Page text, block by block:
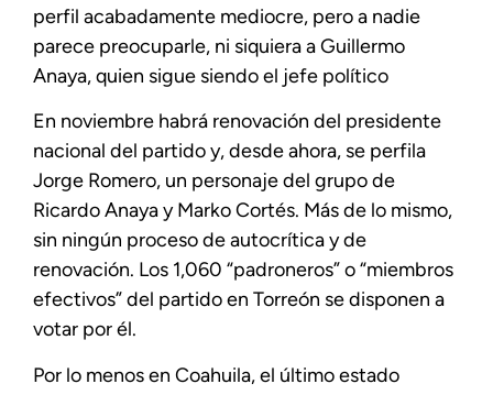
perfil acabadamente mediocre, pero a nadie
parece preocuparle, ni siquiera a Guillermo
Anaya, quien sigue siendo el jefe político
En noviembre habrá renovación del presidente
nacional del partido y, desde ahora, se perfila
Jorge Romero, un personaje del grupo de
Ricardo Anaya y Marko Cortés. Más de lo mismo,
sin ningún proceso de autocrítica y de
renovación. Los 1,060 “padroneros” o “miembros
efectivos” del partido en Torreón se disponen a
votar por él.
Por lo menos en Coahuila, el último estado